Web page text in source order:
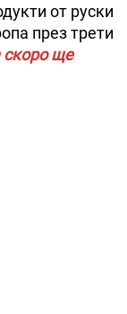
от руски
през трети
скоро ще